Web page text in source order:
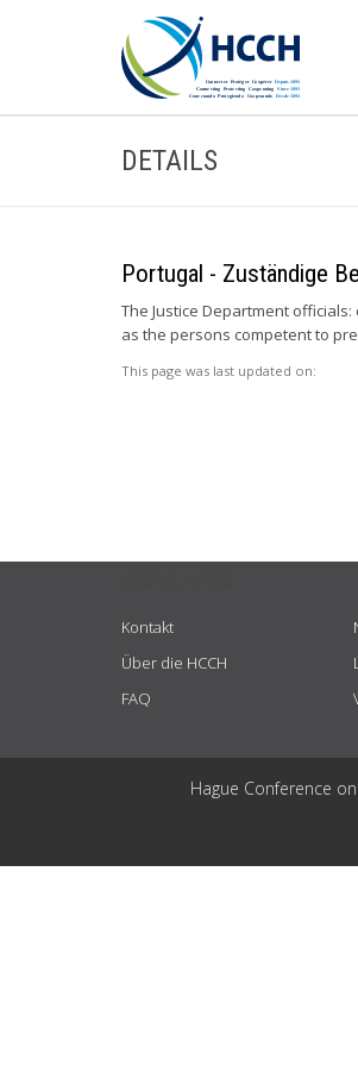
DETAILS
Portugal - Zuständige
The Justice Department
as the persons competent to
This page was last updated on:
Kontakt
Über die HCCH
FAQ
Hague Conference